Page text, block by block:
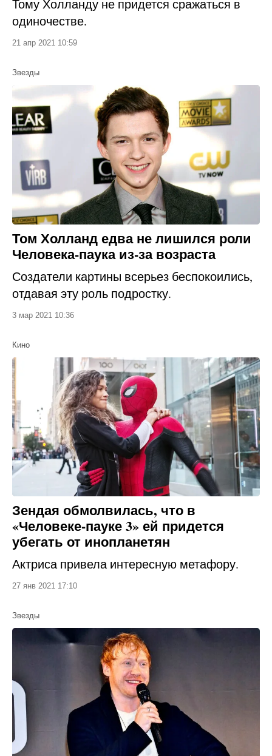
Тому Холланду не придется сражаться в
одиночестве.
21 апр 2021 10:59
Звезды
Том Холланд едва не лишился роли
Человека-паука из-за возраста
Создатели картины всерьез беспокоились,
отдавая эту роль подростку.
3 мар 2021 10:36
Кино
Зендая обмолвилась, что в
«Человеке-пауке 3» ей придется
убегать от инопланетян
Актриса привела интересную метафору.
27 янв 2021 17:10
Звезды